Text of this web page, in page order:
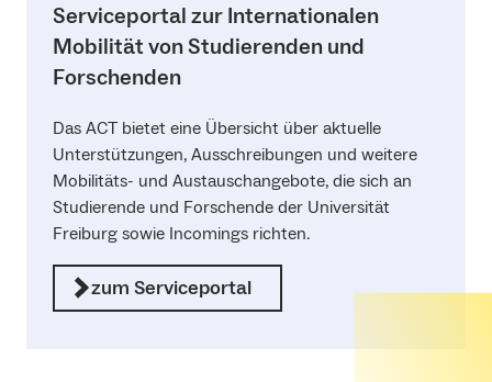
Serviceportal zur Internationalen
Mobilität von Studierenden und
Forschenden
Das ACT bietet eine Übersicht über aktuelle
Unterstützungen, Ausschreibungen und weitere
Mobilitäts- und Austauschangebote, die sich an
Studierende und Forschende der Universität
Freiburg sowie Incomings richten.
zum Serviceportal